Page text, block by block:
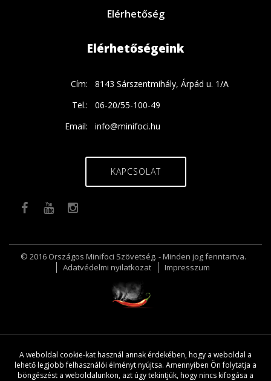
Elérhetőség
Elérhetőségeink
Cím:
8143 Sárszentmihály, Árpád u. 1/A
Tel.:
06-20/55-100-49
Email:
info@minifoci.hu
KAPCSOLAT
© 2016 Országos Minifoci Szövetség. - Minden jog fenntartva.
Adatvédelmi nyilatkozat
Impresszum
A weboldal cookie-kat használ annak érdekében, hogy a weboldal a
lehető legjobb felhasználói élményt nyújtsa. Amennyiben Ön folytatja a
böngészést a weboldalunkon, azt úgy tekintjük, hogy nincs kifogása a